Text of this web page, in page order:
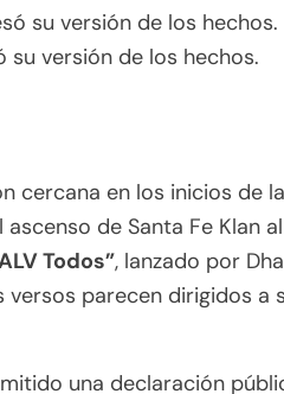
su versión de los hechos.
en los inicios de
de Santa Fe Klan
Todos”, lanzado por
parecen dirigidos a
una declaración